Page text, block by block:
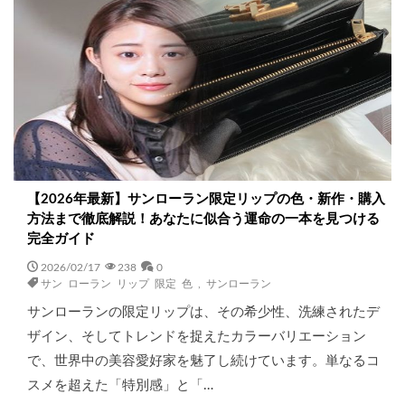
【2026年最新】サンローラン限定リップの色・新作・購入
方法まで徹底解説！あなたに似合う運命の一本を見つける
完全ガイド
2026/02/17 238
0
サン ローラン リップ 限定 色
サンローラン
サンローランの限定リップは、その希少性、洗練されたデ
ザイン、そしてトレンドを捉えたカラーバリエーション
で、世界中の美容愛好家を魅了し続けています。単なるコ
スメを超えた「特別感」と「…